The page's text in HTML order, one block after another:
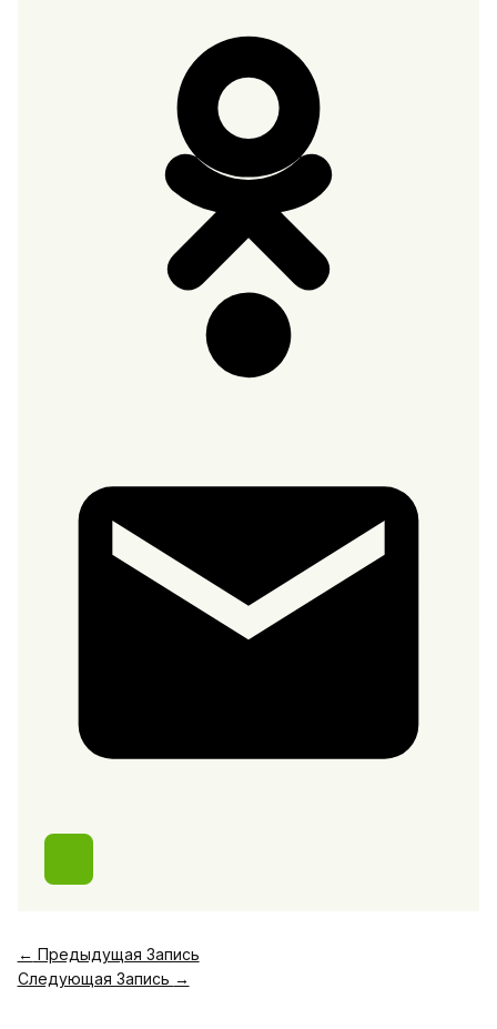
← Предыдущая Запись
Следующая Запись →